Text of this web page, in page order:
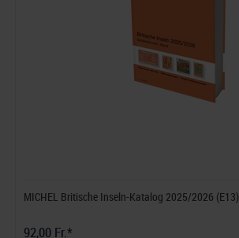
MICHEL Britische Inseln-Katalog 2025/2026 (E13)
92,00 Fr.*